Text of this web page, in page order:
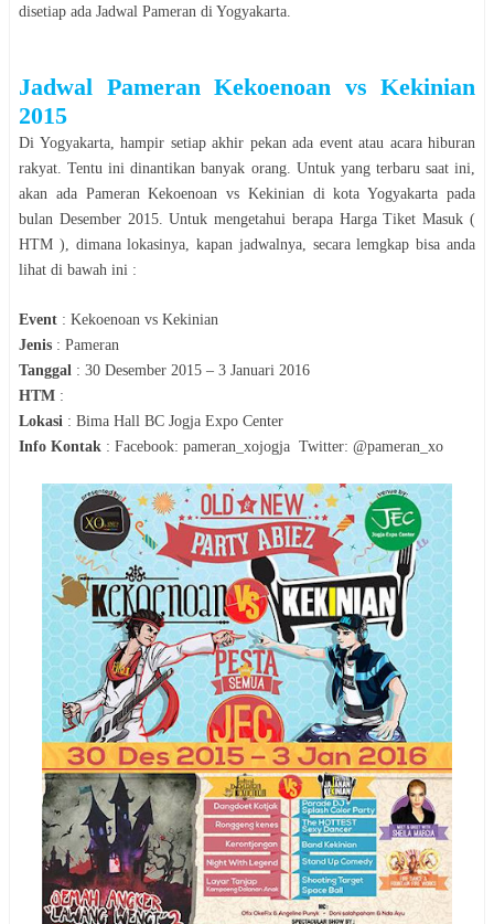
disetiap ada Jadwal Pameran di Yogyakarta
Jadwal Pameran Kekoenoan vs Kekinian
2015
Di Yogyakarta, hampir setiap akhir pekan ada event atau acara hiburan
rakyat. Tentu ini dinantikan banyak orang. Untuk yang terbaru saat ini,
akan ada Pameran Kekoenoan vs Kekinian di kotaYogyakarta pada
bulan Desember 2015. Untuk mengetahui berapa Harga Tiket Masuk (
HTM ), dimana lokasinya, kapan jadwalnya, secara lemgkap bisa anda
lihat di bawah ini :
Event : Kekoenoan vs Kekinian
Jenis : Pameran
Tanggal : 30 Desember 2015 – 3 Januari 2016
HTM :
Lokasi : Bima Hall BC Jogja Expo Center
Info Kontak : Facebook: pameran_xojogja Twitter: @pameran_xo